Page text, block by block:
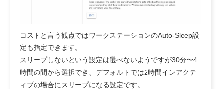
コストと言う観点ではワークステーションのAuto-Sleep設
定も指定できます。
スリープしないという設定は選べないようですが30分〜4
時間の間から選択でき、デフォルトでは2時間インアクテ
ィブの場合にスリープになる設定です。